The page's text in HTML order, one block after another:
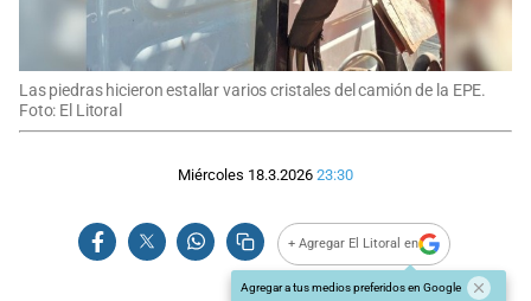
Las piedras hicieron estallar varios cristales del camión de la EPE.
Foto: El Litoral
Miércoles 18.3.2026 23:30
+ Agregar El Litoral en
Agregar a tus medios preferidos en Google